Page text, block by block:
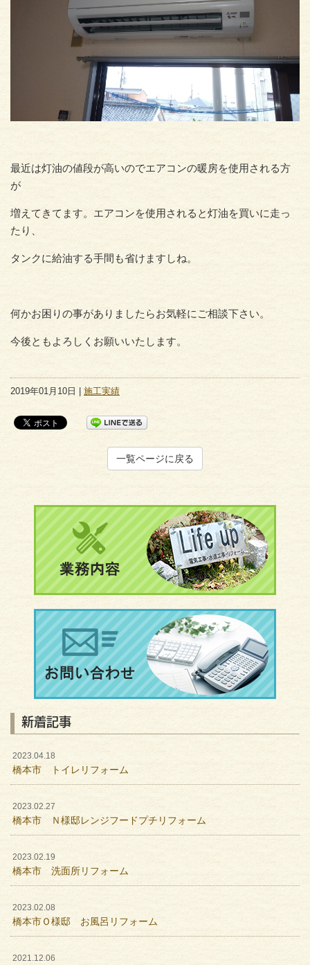
最近は灯油の値段が高いのでエアコンの暖房を使用される方
が
増えてきてます。エアコンを使用されると灯油を買いに走っ
たり、
タンクに給油する手間も省けますしね。
何かお困りの事がありましたらお気軽にご相談下さい。
今後ともよろしくお願いいたします。
2019年01月10日 | 施工実績
一覧ページに戻る
新着記事
2023.04.18
橋本市 トイレリフォーム
2023.02.27
橋本市 Ｎ様邸レンジフードプチリフォーム
2023.02.19
橋本市 洗面所リフォーム
2023.02.08
橋本市Ｏ様邸 お風呂リフォーム
2021.12.06